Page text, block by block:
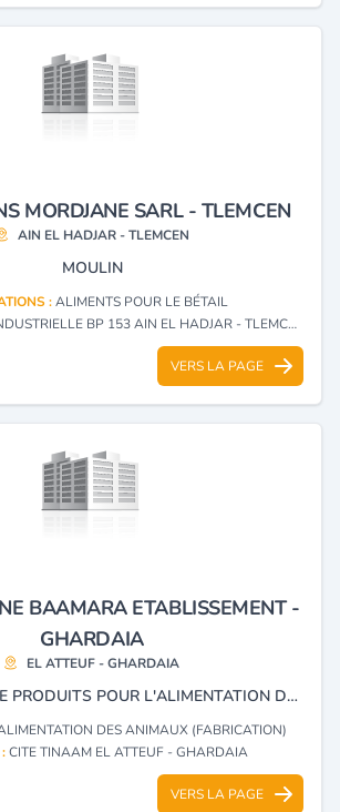
MORDJANE SARL - TLEMCEN
AIN EL HADJAR - TLEMCEN
MOULIN
:ALIMENTS POUR LE BÉTAIL
BP 153 AIN EL HADJAR - TLEMCEN
VERS LA PAGE
BAAMARA ETABLISSEMENT -
GHARDAIA
EL ATTEUF - GHARDAIA
FABRICATION DE PRODUITS POUR L'ALIMENTATION DES ANIMAUX
DES ANIMAUX (FABRICATION)
CITE TINAAM EL ATTEUF - GHARDAIA
VERS LA PAGE